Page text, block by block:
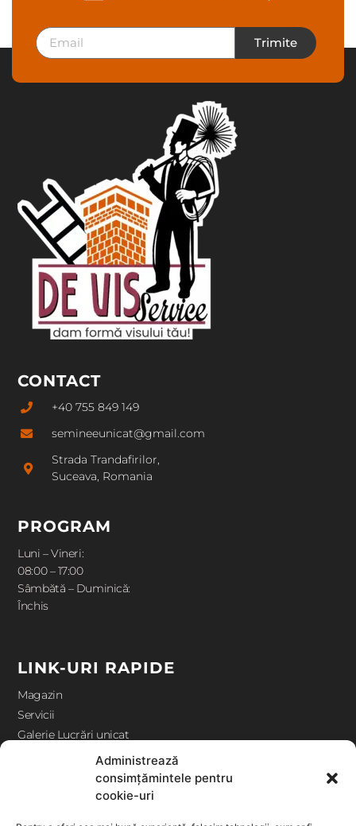
Administrează
consimțămintele pentru
cookie-uri
Trimite
CONTACT
+40 755 849 149
semineeunicat@gmail.com
Strada Trandafirilor,
Suceava, Romania
PROGRAM
Luni – Vineri:
08:00 – 17:00
Sâmbătă – Duminică:
Închis
LINK-URI RAPIDE
Magazin
Servicii
Galerie Lucrări unicat